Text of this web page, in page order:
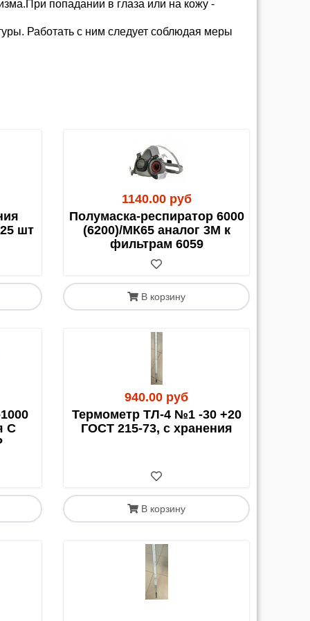
попадании в глаза или на кожу -
Работать с ним следует соблюдая меры
занимает от 3 до 10 рабочих дней. В
до своего города и дополнительные
ТК.
СДЭК, расчет возможен только наличными.
нашими силами до их терминала в Москве
на эту кратность. Исключения есть,
и уточняйте.
возможно заключение договора на
шт
1140.00 руб
Полумаска-респиратор 6000
(6200)/МК65 аналог 3М к
фильтрам 6059
В корзину
С
940.00 руб
Термометр ТЛ-4 №1 -30 +20
ГОСТ 215-73, с хранения
В корзину